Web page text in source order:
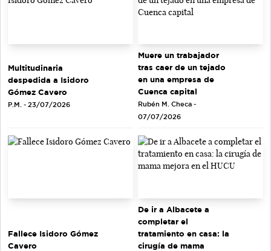
Multitudinaria
despedida a Isidoro
Gómez Cavero
P.M. - 23/07/2026
Muere un trabajador
tras caer de un tejado
en una empresa de
Cuenca capital
Rubén M. Checa -
07/07/2026
Fallece Isidoro Gómez
Cavero
De ir a Albacete a
completar el
tratamiento en casa: la
cirugía de mama